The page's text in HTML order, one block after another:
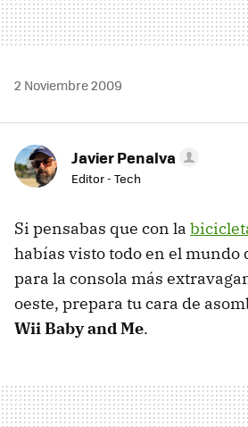
2 Noviembre 2009
Javier Penalva
Editor - Tech
Si pensabas que con la
habías visto todo en el mundo
para la consola más
oeste, prepara tu cara de
Wii Baby and Me.